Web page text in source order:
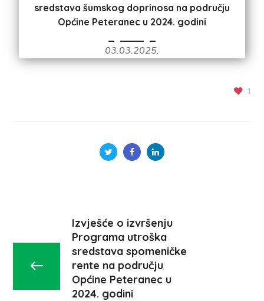
sredstava šumskog doprinosa na području
Općine Peteranec u 2024. godini
03.03.2025.
1
Izvješće o izvršenju
Programa utroška
sredstava spomeničke
rente na području
Općine Peteranec u
2024. godini